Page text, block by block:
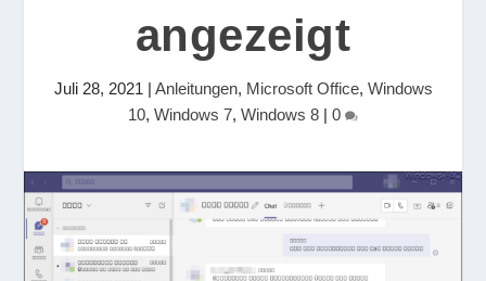
angezeigt
Juli 28, 2021 | Anleitungen, Microsoft Office, Windows
10, Windows 7, Windows 8 | 0